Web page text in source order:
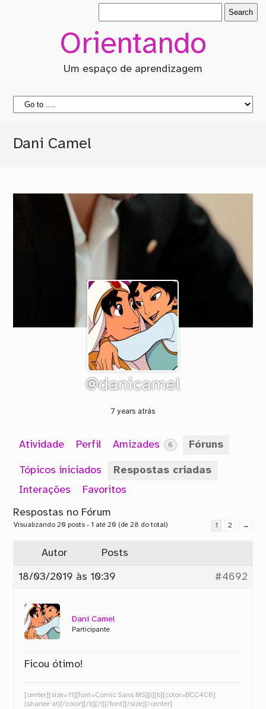
Orientando
Um espaço de aprendizagem
Dani Camel
@danicamel
7 years atrás
Atividade Perfil Amizades 6 Fóruns
Tópicos iniciados
Respostas criadas
Interações
Favoritos
Respostas no Fórum
Visualizando 20 posts - 1 até 20 (de 28 do total) 1 2 →
Autor Posts
18/03/2019 às 10:39 #4692
Dani Camel
Participante
Ficou ótimo!
[center][size=11][font=Comic Sans MS][i][b][color=BCC4C6]
(shanee’a!)[/color][/b][/i][/font][/size][/center]